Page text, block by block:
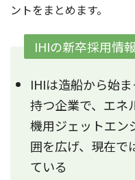
ントをまとめます。
IHIの新卒採用情
IHIは造船から始
持つ企業で、エネ
機用ジェットエン
囲を広げ、現在で
ている